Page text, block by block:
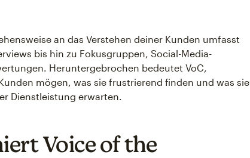
an das Verstehen deiner Kunden umfasst
bis hin zu Fokusgruppen, Social-Media-
Heruntergebrochen bedeutet VoC,
mögen, was sie frustrierend finden und was sie
Dienstleistung erwarten.
Voice of the